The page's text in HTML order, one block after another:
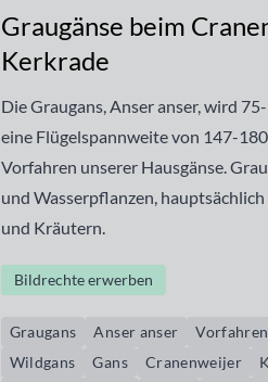
Graugänse beim
Kerkrade
Die Graugans, Anser anser, wird
eine Flügelspannweite von 147-180
Vorfahren unserer Hausgänse.
und Wasserpflanzen,
und Kräutern.
Bildrechte erwerben
Graugans Anser anser
Wildgans
Gans Cranenweijer